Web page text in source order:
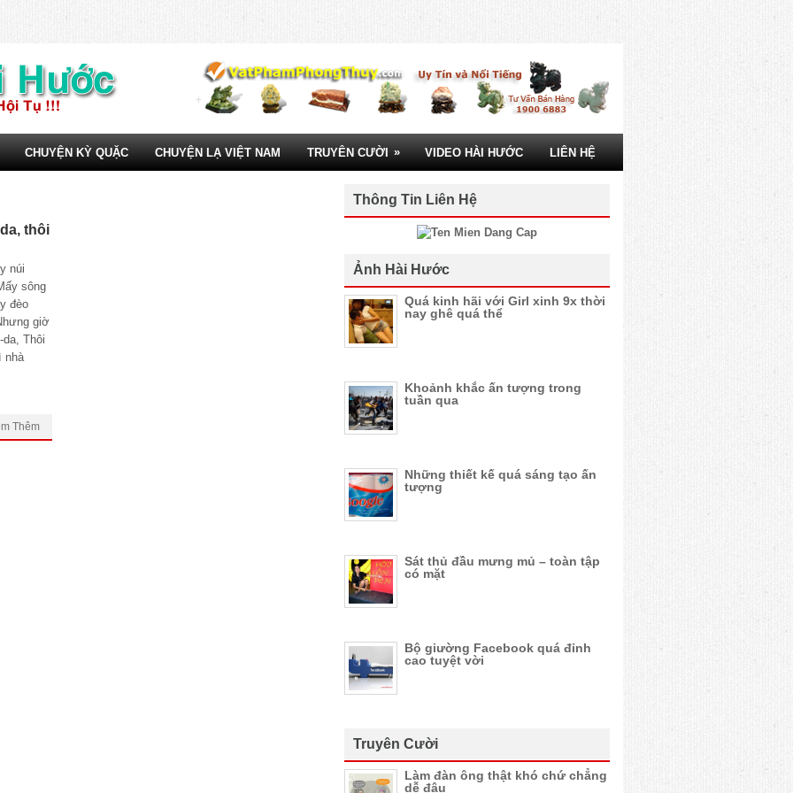
CHUYỆN KỲ QUẶC CHUYỆN LẠ VIỆT NAM TRUYÊN CƯỜI » VIDEO HÀI HƯỚC LIÊN HỆ
thôi
núi
sông
đèo
giờ
da, Thôi
nhà
Thêm
Thông Tin Liên Hệ
Ảnh Hài Hước
Quá kinh hãi với Girl xinh 9x thời
nay ghê quá thể
Khoảnh khắc ấn tượng trong
tuần qua
Những thiết kế quá sáng tạo ấn
tượng
Sát thủ đầu mưng mủ – toàn tập
có mặt
Bộ giường Facebook quá đỉnh
cao tuyệt vời
Truyên Cười
Làm đàn ông thật khó chứ chẳng
dễ đâu